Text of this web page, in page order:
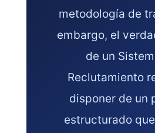
metodología de
embargo, el
de un
Reclutamiento
disponer de un
estructurado